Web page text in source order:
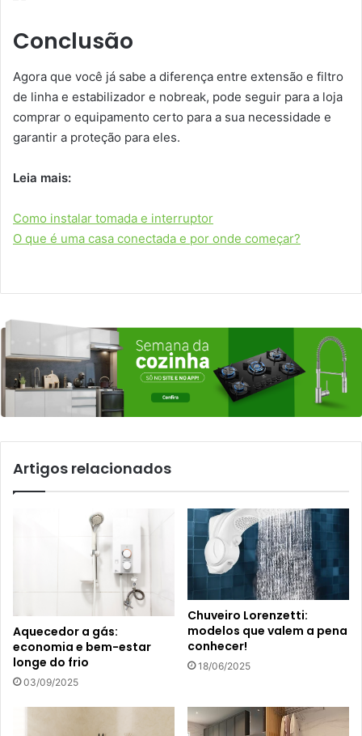
Conclusão
Agora que você já sabe a diferença entre extensão e filtro
de linha e estabilizador e nobreak, pode seguir para a loja
comprar o equipamento certo para a sua necessidade e
garantir a proteção para eles.
Leia mais:
Como instalar tomada e interruptor
O que é uma casa conectada e por onde começar?
Artigos relacionados
Aquecedor a gás:
economia e bem-estar
longe do frio
03/09/2025
Chuveiro Lorenzetti:
modelos que valem a pena
conhecer!
18/06/2025